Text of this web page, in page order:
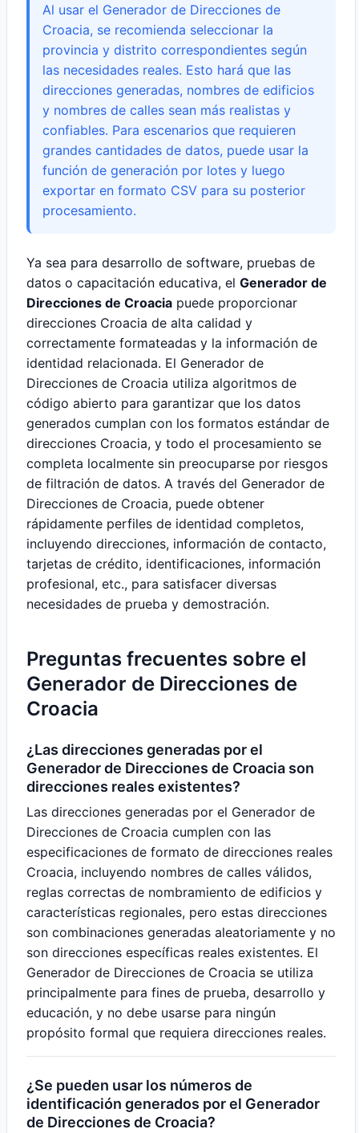
Al usar el Generador de Direcciones de
Croacia, se recomienda seleccionar la
provincia y distrito correspondientes según
las necesidades reales. Esto hará que las
direcciones generadas, nombres de edificios
y nombres de calles sean más realistas y
confiables. Para escenarios que requieren
grandes cantidades de datos, puede usar la
función de generación por lotes y luego
exportar en formato CSV para su posterior
procesamiento.
Ya sea para desarrollo de software, pruebas de
datos o capacitación educativa, el Generador de
Direcciones de Croacia puede proporcionar
direcciones Croacia de alta calidad y
correctamente formateadas y la información de
identidad relacionada. El Generador de
Direcciones de Croacia utiliza algoritmos de
código abierto para garantizar que los datos
generados cumplan con los formatos estándar de
direcciones Croacia, y todo el procesamiento se
completa localmente sin preocuparse por riesgos
de filtración de datos. A través del Generador de
Direcciones de Croacia, puede obtener
rápidamente perfiles de identidad completos,
incluyendo direcciones, información de contacto,
tarjetas de crédito, identificaciones, información
profesional, etc., para satisfacer diversas
necesidades de prueba y demostración.
Preguntas frecuentes sobre el
Generador de Direcciones de
Croacia
¿Las direcciones generadas por el
Generador de Direcciones de Croacia son
direcciones reales existentes?
Las direcciones generadas por el Generador de
Direcciones de Croacia cumplen con las
especificaciones de formato de direcciones reales
Croacia, incluyendo nombres de calles válidos,
reglas correctas de nombramiento de edificios y
características regionales, pero estas direcciones
son combinaciones generadas aleatoriamente y no
son direcciones específicas reales existentes. El
Generador de Direcciones de Croacia se utiliza
principalmente para fines de prueba, desarrollo y
educación, y no debe usarse para ningún
propósito formal que requiera direcciones reales.
¿Se pueden usar los números de
identificación generados por el Generador
de Direcciones de Croacia?